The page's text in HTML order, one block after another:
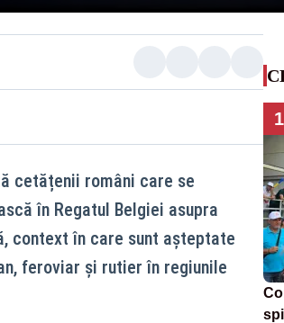
cetățenii români care se
în Regatul Belgiei asupra
context în care sunt așteptate
feroviar și rutier în regiunile
1